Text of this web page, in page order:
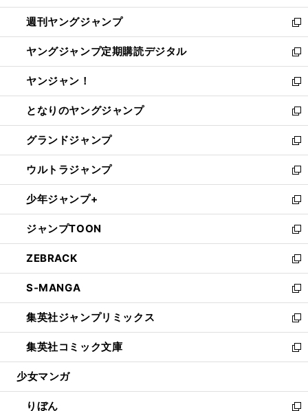
開
く
ウ
で
開
く
ン
ド
ウ
で
開
く
ウ
ィ
ン
ド
ウ
で
開
く
週刊ヤングジャンプ
新
し
い
ウ
ィ
ン
ド
ウ
で
開
く
ヤングジャンプ定期購読デジタル
新
し
い
ウ
ィ
ン
ド
ウ
で
開
く
ヤンジャン！
新
し
い
ウ
ィ
ン
ド
ウ
で
開
く
となりのヤングジャンプ
新
し
い
ウ
ィ
ン
ド
ウ
で
開
く
グランドジャンプ
新
し
い
ウ
ィ
ン
ド
ウ
で
開
く
ウルトラジャンプ
新
し
い
ウ
ィ
ン
ド
ウ
で
開
く
少年ジャンプ+
新
し
い
ウ
ィ
ン
ド
ウ
で
開
く
ジャンプTOON
新
し
い
ウ
ィ
ン
ド
ウ
で
開
ZEBRACK
新
し
い
ウ
ィ
ン
ド
ウ
開
く
S-MANGA
新
し
い
ウ
ィ
ン
ウ
で
集英社ジャンプリミックス
新
し
い
ウ
ン
ド
集英社コミック文庫
新
し
ウ
ィ
少女マンガ
りぼん